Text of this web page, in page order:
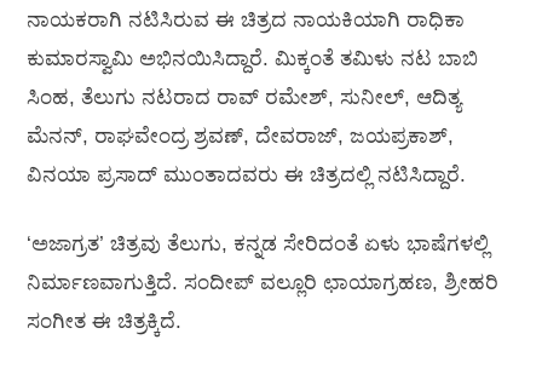
ನಾಯಕರಾಗಿ ನಟಿಸಿರುವ ಈ ಚಿತ್ರದ ನಾಯಕಿಯಾಗಿ ರಾಧಿಕಾ
ಕುಮಾರಸ್ವಾಮಿ ಅಭಿನಯಿಸಿದ್ದಾರೆ. ಮಿಕ್ಕಂತೆ ತಮಿಳು ನಟ ಬಾಬಿ
ಸಿಂಹ, ತೆಲುಗು ನಟರಾದ ರಾವ್ ರಮೇಶ್‌, ಸುನೀಲ್, ಆದಿತ್ಯ
ಮೆನನ್, ರಾಘವೇಂದ್ರ ಶ್ರವಣ್, ದೇವರಾಜ್, ಜಯಪ್ರಕಾಶ್,
ವಿನಯಾ ಪ್ರಸಾದ್ ಮುಂತಾದವರು ಈ ಚಿತ್ರದಲ್ಲಿ ನಟಿಸಿದ್ದಾರೆ.
‘ಅಜಾಗ್ರತ’ ಚಿತ್ರವು ತೆಲುಗು, ಕನ್ನಡ ಸೇರಿದಂತೆ ಏಳು ಭಾಷೆಗಳಲ್ಲಿ
ನಿರ್ಮಾಣವಾಗುತ್ತಿದೆ. ಸಂದೀಪ್ ವಲ್ಲೂರಿ ಛಾಯಾಗ್ರಹಣ, ಶ್ರೀಹರಿ
ಸಂಗೀತ ಈ ಚಿತ್ರಕ್ಕಿದೆ.